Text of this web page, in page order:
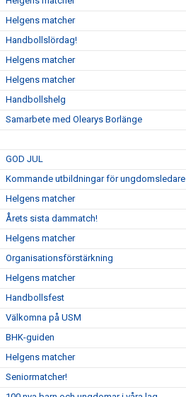
Helgens matcher
Handbollslördag!
Helgens matcher
Helgens matcher
Handbollshelg
Samarbete med Olearys Borlänge
GOD JUL
Kommande utbildningar för ungdomsledare
Helgens matcher
Årets sista dammatch!
Helgens matcher
Organisationsförstärkning
Helgens matcher
Handbollsfest
Välkomna på USM
BHK-guiden
Helgens matcher
Seniormatcher!